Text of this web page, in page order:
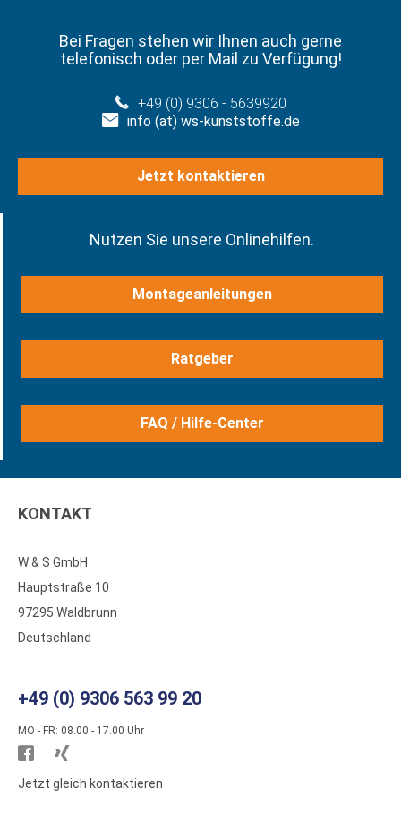
Bei Fragen stehen wir Ihnen auch gerne
telefonisch oder per Mail zu Verfügung!
+49 (0) 9306 - 5639920
info (at) ws-kunststoffe.de
Jetzt kontaktieren
Nutzen Sie unsere Onlinehilfen.
Montageanleitungen
Ratgeber
FAQ / Hilfe-Center
KONTAKT
W & S GmbH
Hauptstraße 10
97295 Waldbrunn
Deutschland
+49 (0) 9306 563 99 20
MO - FR: 08.00 - 17.00 Uhr
Besuchen
Sie
Sie
Jetzt gleich kontaktieren